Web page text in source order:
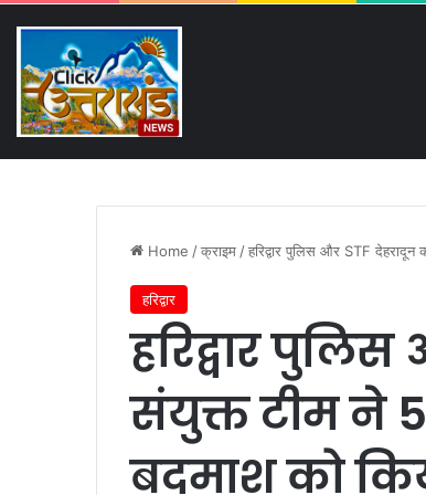
Thursday, August 6 2026
Home /क्राइम /हरिद्वार पुलिस और STF
हरिद्वार
हरिद्वार
संयुक्त टीम ने
बदमाश को